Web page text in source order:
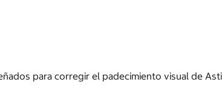
para corregir el padecimiento visual de